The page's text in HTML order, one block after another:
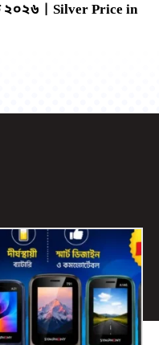
| Silver Price in